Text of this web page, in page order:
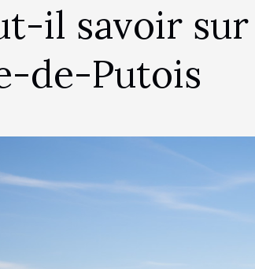
il savoir
de-Putois